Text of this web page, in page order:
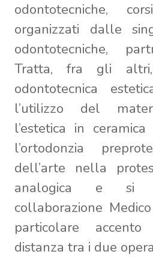
odontotecniche,
organizzati dalle
odontotecniche,
Tratta, fra gli
odontotecnica
l’utilizzo del
l’estetica in
l’ortodonzia
dell’arte nella
analogica e si
collaborazione
particolare
distanza tra i due